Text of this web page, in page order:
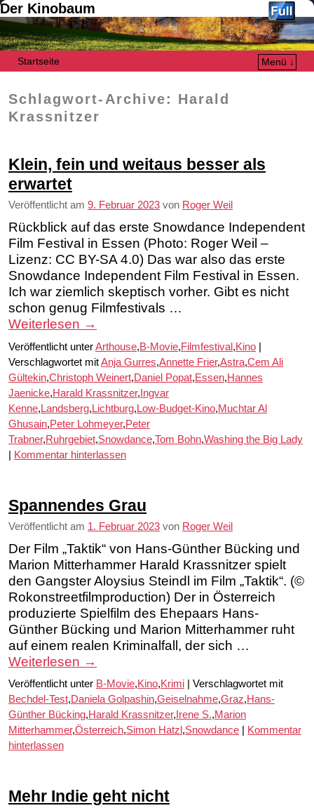
Der Kinobaum
Startseite
Menü ↓
Schlagwort-Archive: Harald
Krassnitzer
Klein, fein und weitaus besser als
erwartet
Veröffentlicht am 9. Februar 2023 von Roger Weil
Rückblick auf das erste Snowdance Independent
Film Festival in Essen (Photo: Roger Weil –
Lizenz: CC BY-SA 4.0) Das war also das erste
Snowdance Independent Film Festival in Essen.
Ich war ziemlich skeptisch vorher. Gibt es nicht
schon genug Filmfestivals …
Weiterlesen →
Veröffentlicht unterArthouse,B-Movie,Filmfestival ,Kino
Verschlagwortet mitAnja Gurres,Annette Frier,Astra,Cem Ali
Gültekin,Christoph Weinert,Daniel Popat,Essen,Hannes
Jaenicke,Harald Krassnitzer, Ingvar
Kenne, Landsberg, Lichtburg, Low-Budget-Kino,Muchtar Al
Ghusain,Peter Lohmeyer,Peter
Trabner,Ruhrgebiet,Snowdance,Tom Bohn,Washing the Big Lady
Kommentar hinterlassen
Spannendes Grau
Veröffentlicht am 1. Februar 2023 von Roger Weil
Der Film „Taktik“ von Hans-Günther Bücking und
Marion Mitterhammer Harald Krassnitzer spielt
den Gangster Aloysius Steindl im Film „Taktik“. (©
Rokonstreetfilmproduction) Der in Österreich
produzierte Spielfilm des Ehepaars Hans-
Günther Bücking und Marion Mitterhammer ruht
auf einem realen Kriminalfall, der sich …
Weiterlesen →
Veröffentlicht unter B-Movie,Kino,Krimi
Verschlagwortet mit
Bechdel-Test,Daniela Golpashin,Geiselnahme,Graz,Hans-
Günther Bücking,Harald Krassnitzer, Irene S.,Marion
Mitterhammer,Österreich,Simon Hatzl ,Snowdance
Kommentar
hinterlassen
Mehr Indie geht nicht